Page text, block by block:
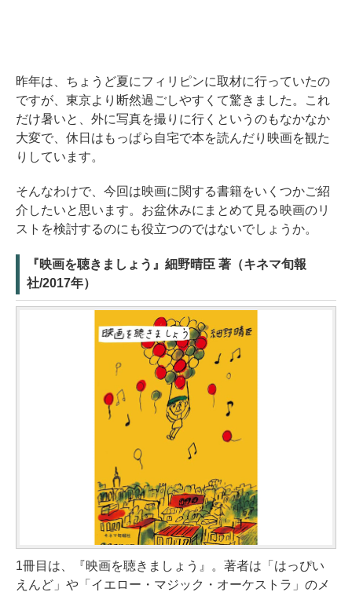
昨年は、ちょうど夏にフィリピンに取材に行っていたの
ですが、東京より断然過ごしやすくて驚きました。これ
だけ暑いと、外に写真を撮りに行くというのもなかなか
大変で、休日はもっぱら自宅で本を読んだり映画を観た
りしています。
そんなわけで、今回は映画に関する書籍をいくつかご紹
介したいと思います。お盆休みにまとめて見る映画のリ
ストを検討するのにも役立つのではないでしょうか。
『映画を聴きましょう』細野晴臣 著（キネマ旬報
社/2017年）
1冊目は、『映画を聴きましょう』。著者は「はっぴい
えんど」や「イエロー・マジック・オーケストラ」のメ